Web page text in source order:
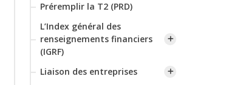
Préremplir la T2 (PRD)
L’Index général des
renseignements financiers
(IGRF)
Liaison des entreprises